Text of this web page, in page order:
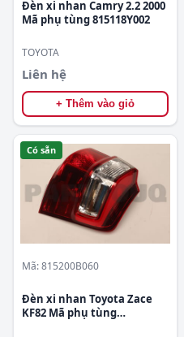
Đèn xi nhan Camry 2.2 2000
Mã phụ tùng 815118Y002
TOYOTA
Liên hệ
+ Thêm vào giỏ
Có sẵn
Mã: 815200B060
Đèn xi nhan Toyota Zace
KF82 Mã phụ tùng